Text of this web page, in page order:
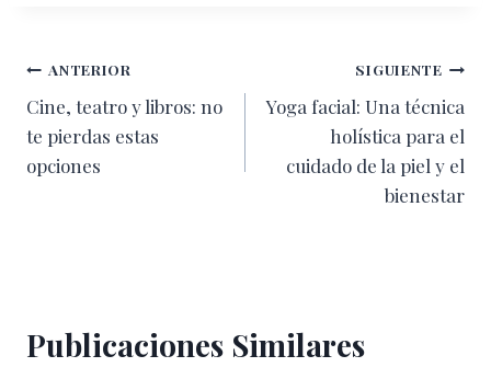
Navegación
de
entradas
ANTERIOR
Cine, teatro y libros: no
te pierdas estas
opciones
SIGUIENTE
Yoga facial: Una técnica
holística para el
cuidado de la piel y el
bienestar
Publicaciones Similares